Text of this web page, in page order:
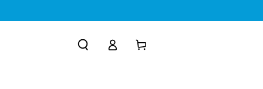
Logga
Kundvagn